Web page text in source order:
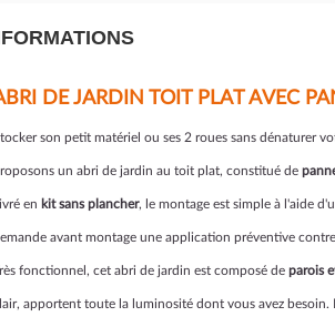
DE JARDIN TOIT PLAT AVEC
son petit matériel ou ses 2 roues sans dénaturer
un abri de jardin au toit plat, constitué de
en kit sans plancher, le montage est simple à l'aide
avant montage une application préventive
fonctionnel, cet abri de jardin est composé de parois
apportent toute la luminosité dont vous avez besoin.